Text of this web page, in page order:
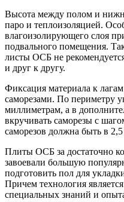
Высота между полом и
паро и теплоизоляцией.
влагоизолирующего слоя
подвального помещения.
листы ОСБ не
и друг к другу.
Фиксация материала к
саморезами. По периметру
миллиметрам, а в
вкручивать саморезы с
саморезов должна быть в
Плиты ОСБ за достаточно
завоевали большую
подготовить пол для
Причем технология
специальных знаний и